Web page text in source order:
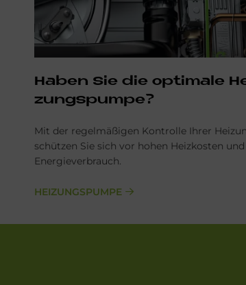
Ha­ben Sie die op­ti­ma­le
zungs­pum­pe?
Mit der regelmäßigen Kontrolle Ihrer
schützen Sie sich vor hohen Heizkosten
Energieverbrauch.
HEIZUNGSPUMPE